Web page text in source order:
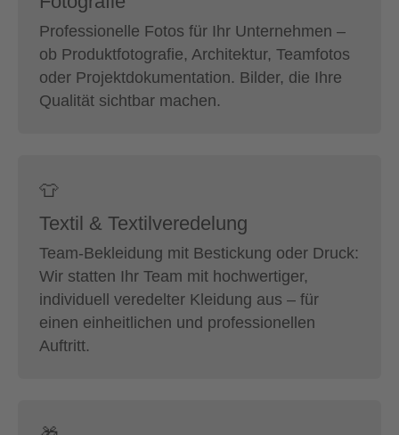
Professionelle Fotos für Ihr Unternehmen –
ob Produktfotografie, Architektur, Teamfotos
oder Projektdokumentation. Bilder, die Ihre
Qualität sichtbar machen.
👕
Textil & Textilveredelung
Team-Bekleidung mit Bestickung oder Druck:
Wir statten Ihr Team mit hochwertiger,
individuell veredelter Kleidung aus – für
einen einheitlichen und professionellen
Auftritt.